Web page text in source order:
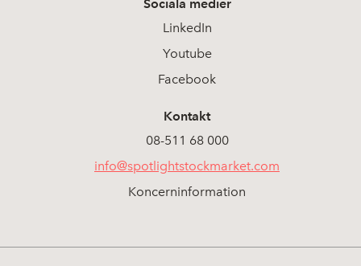
Sociala medier
LinkedIn
Youtube
Facebook
Kontakt
08-511 68 000
info@spotlightstockmarket.com
Koncerninformation